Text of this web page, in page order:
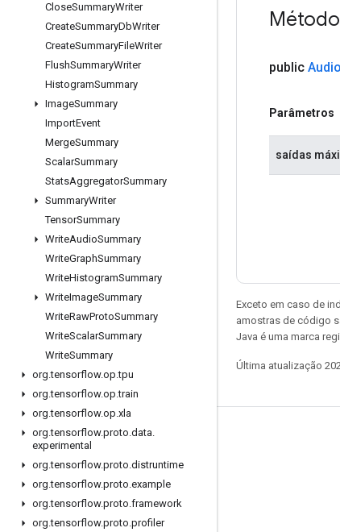
CloseSummaryWriter
CreateSummaryDbWriter
CreateSummaryFileWriter
FlushSummaryWriter
HistogramSummary
ImageSummary
ImportEvent
MergeSummary
ScalarSummary
StatsAggregatorSummary
SummaryWriter
TensorSummary
WriteAudioSummary
WriteGraphSummary
WriteHistogramSummary
WriteImageSummary
WriteRawProtoSummary
WriteScalarSummary
WriteSummary
org.tensorflow.op.tpu
org.tensorflow.op.train
org.tensorflow.op.xla
org.tensorflow.proto.data.
experimental
org.tensorflow.proto.distruntime
org.tensorflow.proto.example
org.tensorflow.proto.framework
org.tensorflow.proto.profiler
public Audio
Parâmetros
saídas
Exceto em caso de
amostras de código
Java é uma marca
Última atualização
Permanecer conectado
Blog
Fórum